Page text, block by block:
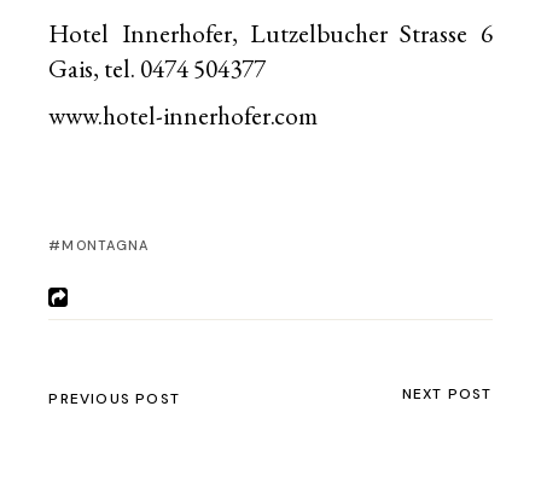
Hotel Innerhofer, Lutzelbucher Strasse 6
Gais, tel. 0474 504377
www.hotel-innerhofer.com
MONTAGNA
PREVIOUS POST NEXT POST